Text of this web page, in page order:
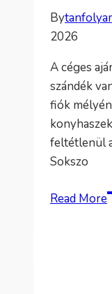
By
2026
A céges
szándék
fiók
feltétlenül
Sokszo
Read More